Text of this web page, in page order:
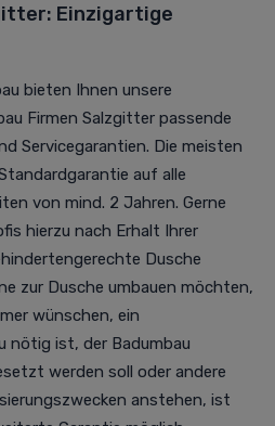
Einzigartige
bieten Ihnen unsere
Firmen Salzgitter passende
Servicegarantien. Die meisten
auf alle
von mind. 2 Jahren. Gerne
hierzu nach Erhalt Ihrer
Dusche
zur Dusche umbauen möchten,
wünschen, ein
nötig ist, der Badumbau
werden soll oder andere
anstehen, ist